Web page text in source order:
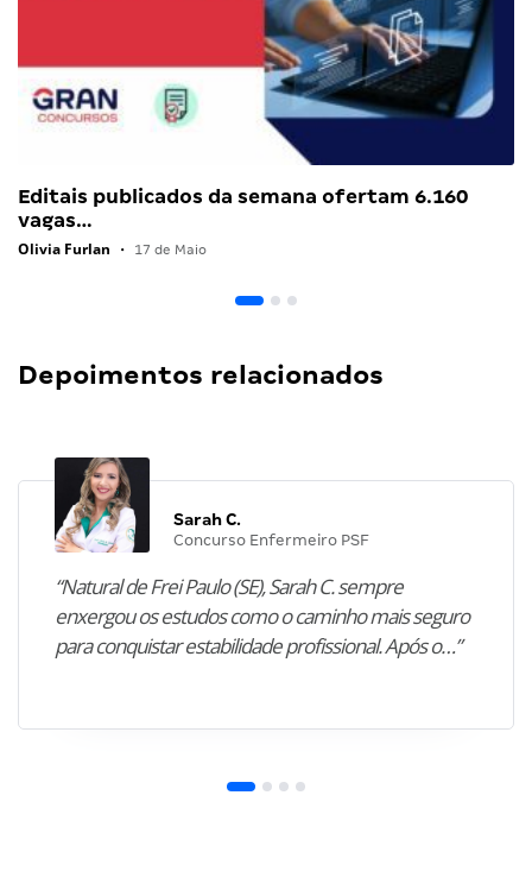
Editais publicados da semana ofertam 6.160
vagas…
Olivia Furlan • 17 de Maio
Depoimentos relacionados
Sarah C.
Concurso Enfermeiro PSF
“Natural de Frei Paulo (SE), Sarah C. sempre
enxergou os estudos como o caminho mais seguro
para conquistar estabilidade profissional. Após o…”